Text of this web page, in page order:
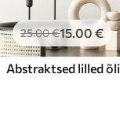
25.00€15.00 €
Abstraktsed lilled